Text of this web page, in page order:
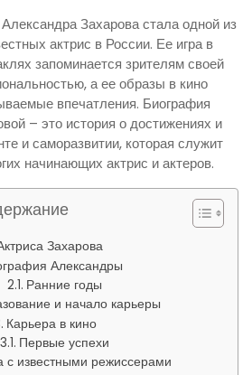
Захарова стала одной из
актрис в России. Ее игра в
запоминается зрителям своей
а ее образы в кино
впечатления. Биография
– это история о достижениях и
и саморазвитии, которая служит
начинающих актрис и актеров.
Захарова
Александры
Ранние годы
и начало карьеры
Карьера в кино
Первые успехи
с известными режиссерами